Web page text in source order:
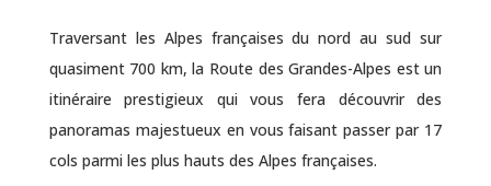
Traversant les Alpes françaises du nord au sud sur
quasiment 700 km, la Route des Grandes-Alpes est un
itinéraire prestigieux qui vous fera découvrir des
panoramas majestueux en vous faisant passer par 17
cols parmi les plus hauts des Alpes françaises.